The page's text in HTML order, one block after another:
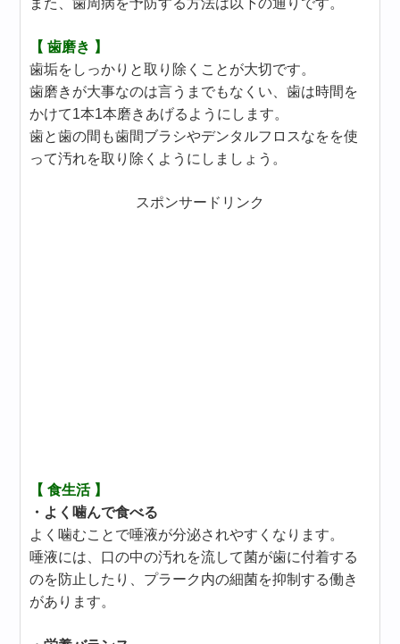
また、歯周病を予防する方法は以下の通りです。
【 歯磨き 】
歯垢をしっかりと取り除くことが大切です。
歯磨きが大事なのは言うまでもなくい、歯は時間を
かけて1本1本磨きあげるようにします。
歯と歯の間も歯間ブラシやデンタルフロスなをを使
って汚れを取り除くようにしましょう。
スポンサードリンク
【 食生活 】
・よく噛んで食べる
よく噛むことで唾液が分泌されやすくなります。
唾液には、口の中の汚れを流して菌が歯に付着する
のを防止したり、プラーク内の細菌を抑制する働き
があります。